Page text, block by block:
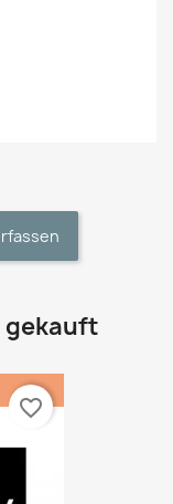
gekauft
favorite_border